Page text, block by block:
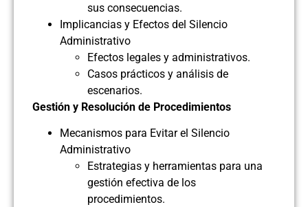
sus consecuencias.
Implicancias y Efectos del Silencio
Administrativo
Efectos legales y administrativos.
Casos prácticos y análisis de
escenarios.
Gestión y Resolución de Procedimientos
Mecanismos para Evitar el Silencio
Administrativo
Estrategias y herramientas para una
gestión efectiva de los
procedimientos.